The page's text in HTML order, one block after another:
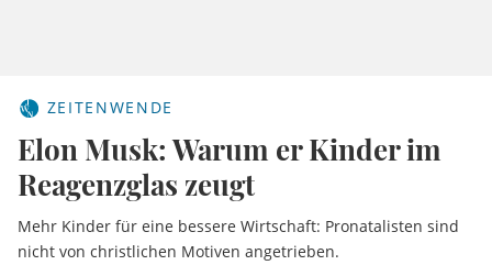
ZEITENWENDE
Elon Musk: Warum er Kinder im
Reagenzglas zeugt
Mehr Kinder für eine bessere Wirtschaft: Pronatalisten sind
nicht von christlichen Motiven angetrieben.